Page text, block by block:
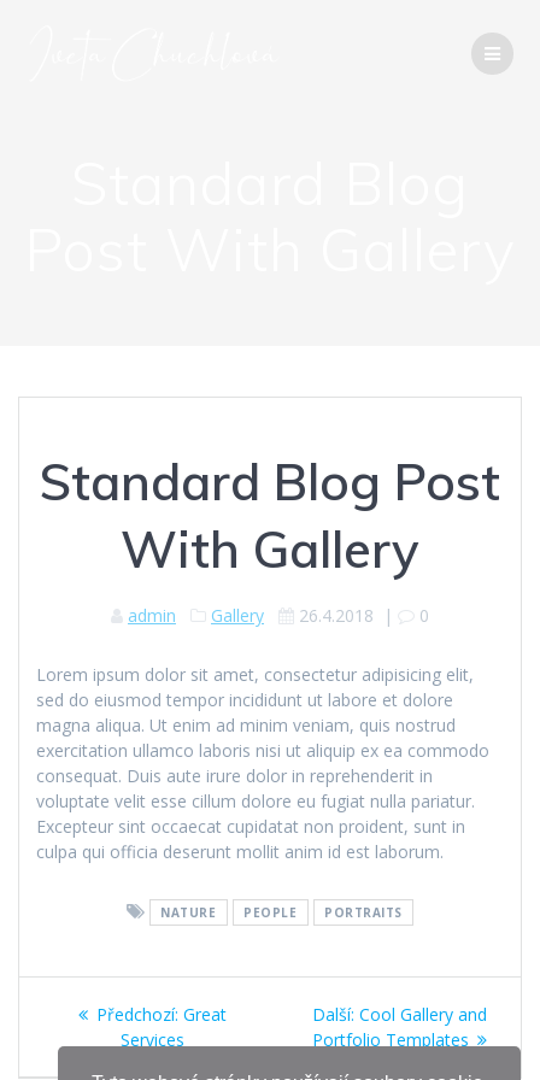
Standard Blog Post
With Gallery
admin Gallery 26.4.2018 | 0
Lorem ipsum dolor sit amet, consectetur adipisicing elit,
sed do eiusmod tempor incididunt ut labore et dolore
magna aliqua. Ut enim ad minim veniam, quis nostrud
exercitation ullamco laboris nisi ut aliquip ex ea commodo
consequat. Duis aute irure dolor in reprehenderit in
voluptate velit esse cillum dolore eu fugiat nulla pariatur.
Excepteur sint occaecat cupidatat non proident, sunt in
culpa qui officia deserunt mollit anim id est laborum.
NATURE PEOPLE PORTRAITS
Navigace
pro
Předchozí: Předchozí
příspěvek:
Great
Services
Další: Další
příspěvek:
Cool Gallery and
Portfolio Templates